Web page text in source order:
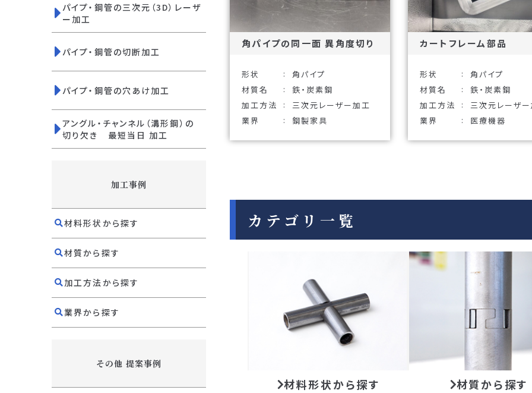
角パイプの同一面 異角度切り
形状
角パイプ
材質名
鉄・炭素鋼
加工方法
三次元レーザー加工
業界
鋼製家具
カートフレーム部品
形状
角パイプ
材質名
鉄・炭素鋼
加工方法
三次元レーザ
業界
医療機器
カテゴリ一覧
材料形状から探す 材質から探す
パイプ・鋼管の三次元（3D）レーザ
ー加工
パイプ・鋼管の切断加工
パイプ・鋼管の穴あけ加工
アングル・チャンネル（溝形鋼）の
切り欠き 最短当日 加工
加工事例
材料形状から探す
材質から探す
加工方法から探す
業界から探す
その他 提案事例